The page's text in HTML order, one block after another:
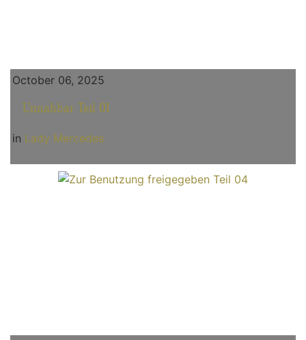
October 06, 2025
Unnahbar Teil 01
in Lady Mercedes